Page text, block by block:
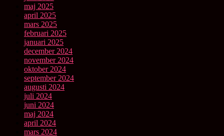
maj 2025
april 2025
mars 2025
februari 2025
januari 2025
december 2024
november 2024
oktober 2024
september 2024
augusti 2024
juli 2024
juni 2024
maj 2024
april 2024
mars 2024